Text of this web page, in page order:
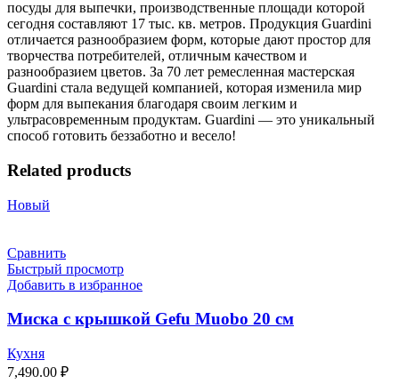
посуды для выпечки, производственные площади которой
сегодня составляют 17 тыс. кв. метров. Продукция Guardini
отличается разнообразием форм, которые дают простор для
творчества потребителей, отличным качеством и
разнообразием цветов. За 70 лет ремесленная мастерская
Guardini стала ведущей компанией, которая изменила мир
форм для выпекания благодаря своим легким и
ультрасовременным продуктам. Guardini — это уникальный
способ готовить беззаботно и весело!
Related products
Новый
Сравнить
Быстрый просмотр
Добавить в избранное
Миска с крышкой Gefu Мuоbо 20 см
Кухня
7,490.00 ₽